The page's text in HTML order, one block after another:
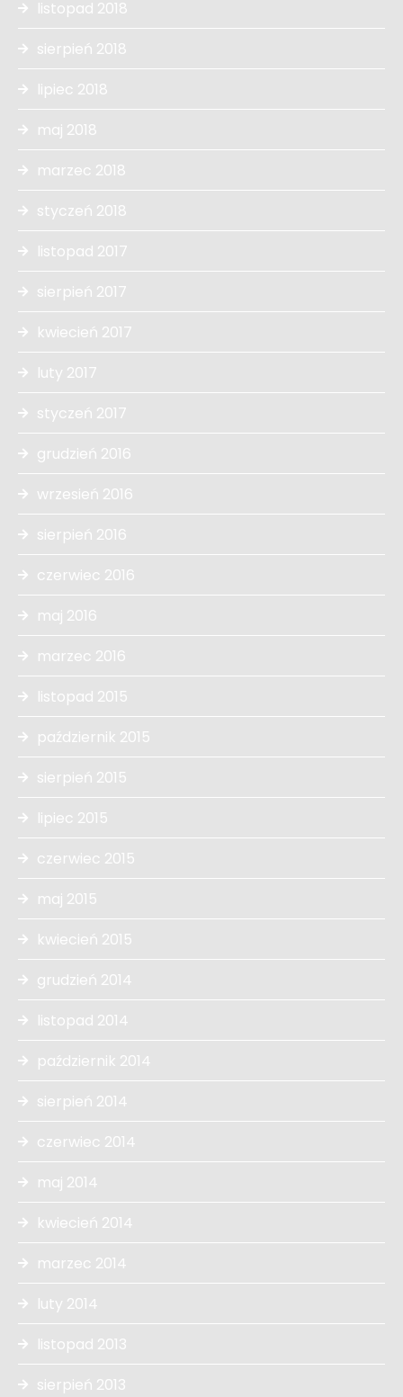
listopad 2018
sierpień 2018
lipiec 2018
maj 2018
marzec 2018
styczeń 2018
listopad 2017
sierpień 2017
kwiecień 2017
luty 2017
styczeń 2017
grudzień 2016
wrzesień 2016
sierpień 2016
czerwiec 2016
maj 2016
marzec 2016
listopad 2015
październik 2015
sierpień 2015
lipiec 2015
czerwiec 2015
maj 2015
kwiecień 2015
grudzień 2014
listopad 2014
październik 2014
sierpień 2014
czerwiec 2014
maj 2014
kwiecień 2014
marzec 2014
luty 2014
listopad 2013
sierpień 2013